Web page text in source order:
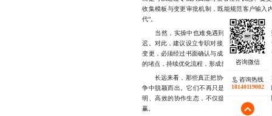
收集模板与变更审批机制，既能规范客户输入
代”。
当然，实操中也难免遇到挑战。例如客户
迟。对此，建议设立专职对接人，统一接收并
变更，必须经过书面确认与成本评估，确保双
的堵点，持续优化流程，形成良性循环。
长远来看，那些真正把协作流程视为核心竞
争中脱颖而出。它们不再只是代码的书写者
明、高效的协作生态，不仅提升了项目交付
赢。
咨询热线
18140119082